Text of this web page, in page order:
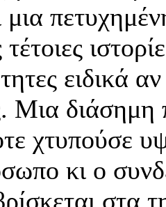
ειδικά
Μια διάσημη
χτυπούσε
κι ο
στα